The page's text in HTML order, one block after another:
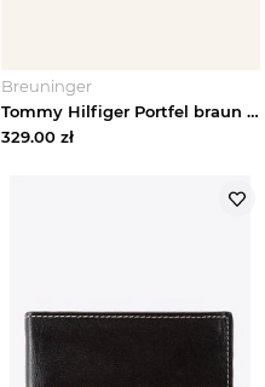
Breuninger
Tommy Hilfiger Portfel braun CIEMNOBRĄZOWY
329.00 zł